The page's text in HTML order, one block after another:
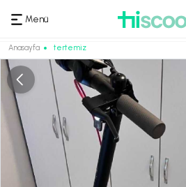
Menü
Anasayfa tertemiz